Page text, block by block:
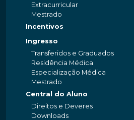
Extracurricular
Mestrado
Incentivos
Ingresso
Transferidos e Graduados
Residência Médica
Especialização Médica
Mestrado
Central do Aluno
Direitos e Deveres
Downloads